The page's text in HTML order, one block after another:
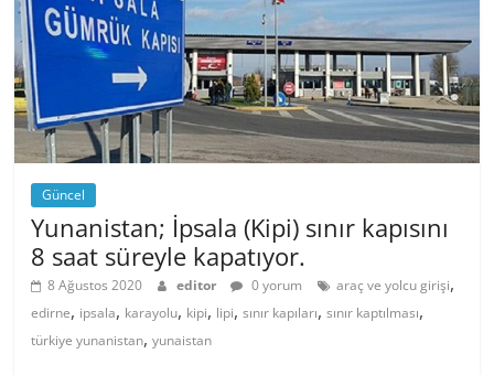
Güncel
Yunanistan; İpsala (Kipi) sınır kapısını
8 saat süreyle kapatıyor.
8 Ağustos 2020 editor 0 yorum araç ve yolcu girişi,
edirne, ipsala, karayolu, kipi, lipi,sınır kapıları,sınır kaptılması,
türkiye yunanistan,yunaistan